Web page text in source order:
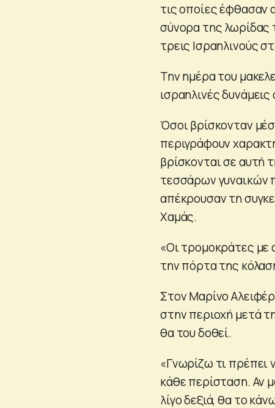
τις οποίες έφθασαν
σύνορα της λωρίδας
τρεις Ισραηλινούς
Την ημέρα του
ισραηλινές
Όσοι βρίσκονταν
περιγράφουν
βρίσκονται σε αυτή
τεσσάρων γυναικών
απέκρουσαν τη
Χαμάς.
«Οι τρομοκράτες με
την πόρτα της
Στον Μαρίνο
στην περιοχή μετά
θα του δοθεί.
«Γνωρίζω τι πρέπει
κάθε περίσταση. Αν
λίγο δεξιά, θα το